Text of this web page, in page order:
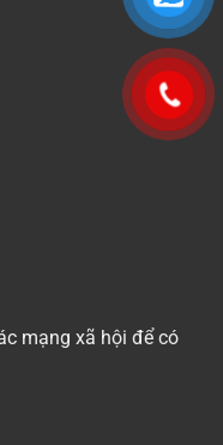
mạng xã hội để có